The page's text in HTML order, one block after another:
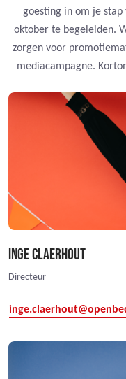
goesting in om je stap
oktober te begeleiden.
zorgen voor
mediacampagne.
INGE CLAERHOUT
Directeur